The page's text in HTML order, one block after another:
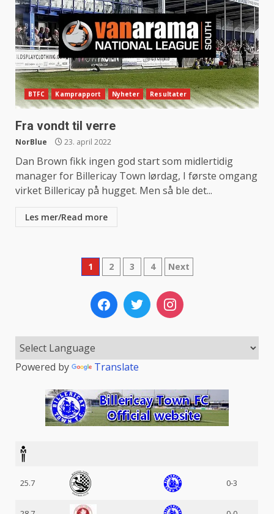
BTFC Kamprapport Nyheter Resultater
Fra vondt til verre
NorBlue 23. april 2022
Dan Brown fikk ingen god start som midlertidig
manager for Billericay Town lørdag, I første omgang
virket Billericay på hugget. Men så ble det...
Les mer/Read more
Sidepaginering
1 2 3 4 Next
Powered by Translate
25.7 0-3